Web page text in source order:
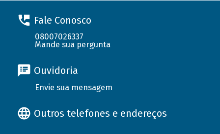
Fale Conosco
08007026337
Mande sua pergunta
Ouvidoria
Envie sua mensagem
Outros telefones e endereços